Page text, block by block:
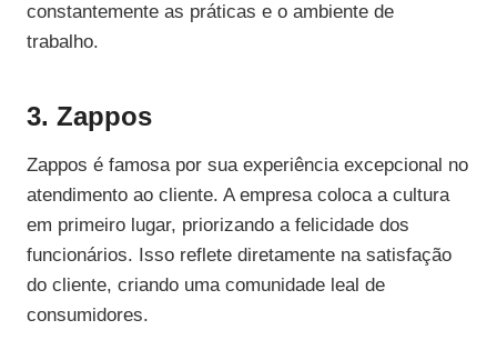
constantemente as práticas e o ambiente de
trabalho.
3. Zappos
Zappos é famosa por sua experiência excepcional no
atendimento ao cliente. A empresa coloca a cultura
em primeiro lugar, priorizando a felicidade dos
funcionários. Isso reflete diretamente na satisfação
do cliente, criando uma comunidade leal de
consumidores.